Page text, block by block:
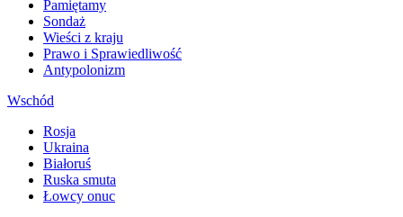
Pamiętamy
Sondaż
Wieści z kraju
Prawo i Sprawiedliwość
Antypolonizm
Wschód
Rosja
Ukraina
Białoruś
Ruska smuta
Łowcy onuc